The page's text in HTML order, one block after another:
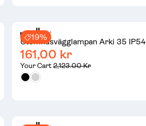
19%
Utomhusvägglampan Arki 35 IP54
161,00 kr
Your Cart2,123.00 Kr